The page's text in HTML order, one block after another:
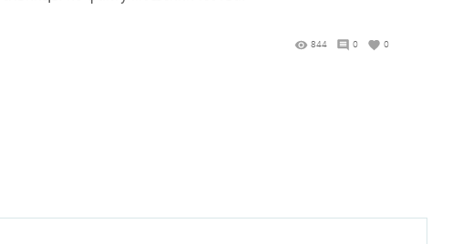
844 0 0